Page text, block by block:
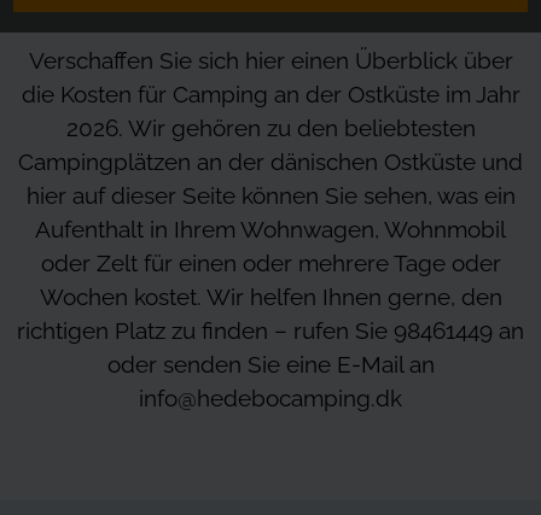
Verschaffen Sie sich hier einen Überblick über
die Kosten für Camping an der Ostküste im Jahr
2026. Wir gehören zu den beliebtesten
Campingplätzen an der dänischen Ostküste und
hier auf dieser Seite können Sie sehen, was ein
Aufenthalt in Ihrem Wohnwagen, Wohnmobil
oder Zelt für einen oder mehrere Tage oder
Wochen kostet. Wir helfen Ihnen gerne, den
richtigen Platz zu finden – rufen Sie 98461449 an
oder senden Sie eine E-Mail an
info@hedebocamping.dk